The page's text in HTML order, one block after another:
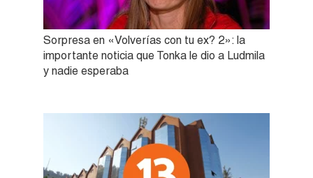
Sorpresa en «Volverías con tu ex? 2»: la
importante noticia que Tonka le dio a Ludmila
y nadie esperaba